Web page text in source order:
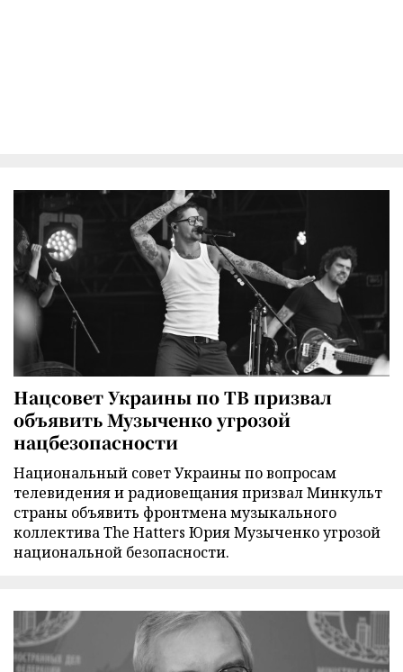
Нацсовет Украины по ТВ призвал
объявить Музыченко угрозой
нацбезопасности
Национальный совет Украины по вопросам
телевидения и радиовещания призвал Минкульт
страны объявить фронтмена музыкального
коллектива The Hatters Юрия Музыченко угрозой
национальной безопасности.